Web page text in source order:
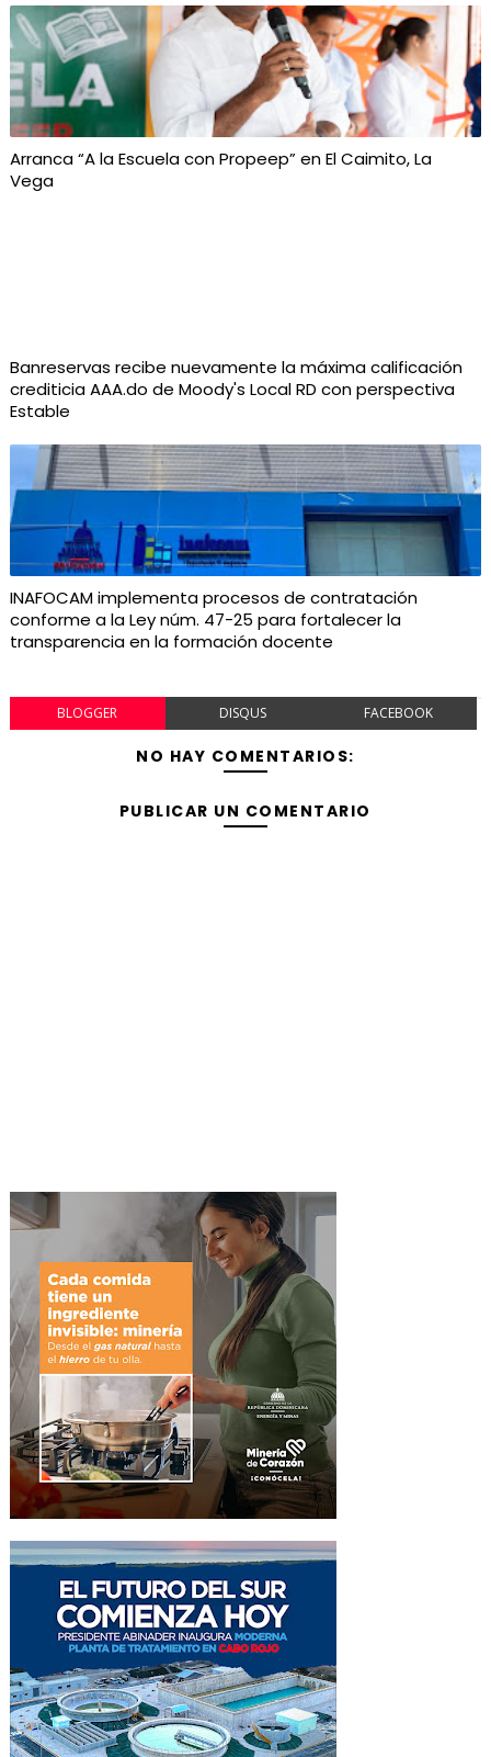
Arranca “A la Escuela con Propeep” en El Caimito, La
Vega
Banreservas recibe nuevamente la máxima calificación
crediticia AAA.do de Moody's Local RD con perspectiva
Estable
INAFOCAM implementa procesos de contratación
conforme a la Ley núm. 47-25 para fortalecer la
transparencia en la formación docente
BLOGGER DISQUS FACEBOOK
NO HAY COMENTARIOS:
PUBLICAR UN COMENTARIO